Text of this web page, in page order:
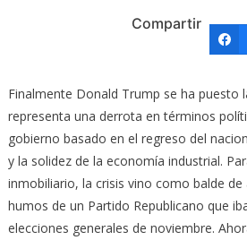
Compartir
Finalmente Donald Trump se ha puesto
representa una derrota en términos
gobierno basado en el regreso del
y la solidez de la economía industrial.
inmobiliario, la crisis vino como balde
humos de un Partido Republicano que
elecciones generales de noviembre.